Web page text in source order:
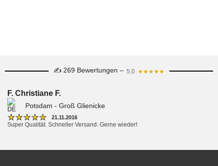
✍ 269 Bewertungen – 5.0 ★★★★★
F. Christiane F.
Potsdam - Groß Glienicke
★ ★ ★ ★ ★ 21.11.2016
Super Qualität. Schneller Versand. Gerne wieder!